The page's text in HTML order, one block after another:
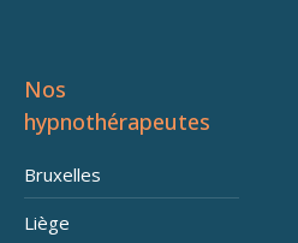
Nos
hypnothérapeutes
Bruxelles
Liège